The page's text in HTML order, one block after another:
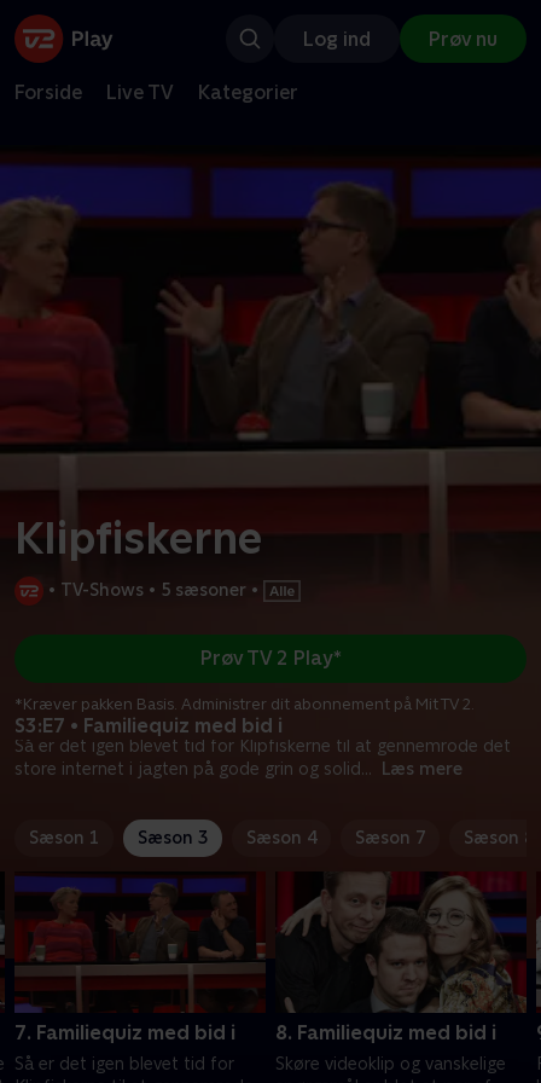
Log ind Prøv nu
Forside Live TV Kategorier
Klipfiskerne
• TV-Shows • 5 sæsoner •
S3:E7 • Familiequiz med bid i
Så er det igen blevet tid for Klipfiskerne til at gennemrode det
store internet i jagten på gode grin og solid... Læs mere
Prøv TV 2 Play*
*Kræver pakken Basis. Administrer dit abonnement på Mit TV 2.
Sæson 1 Sæson 3 Sæson 4 Sæson 7 Sæson 8
7. Familiequiz med bid i
Så er det igen blevet tid for
8. Familiequiz med bid i
Skøre videoklip og vanskelige